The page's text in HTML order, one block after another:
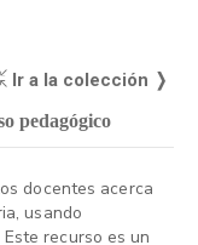
Ir a la colección ❭
pedagógico
docentes acerca
usando
recurso es un